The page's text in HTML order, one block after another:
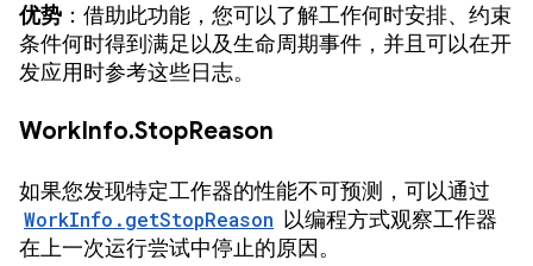
优势 ：借助此功能，您可以了解工作何时安排、约束
条件何时得到满足以及生命周期事件，并且可以在开
发应用时参考这些日志。
WorkInfo.StopReason
如果您发现特定工作器的性能不可预测，可以通过
WorkInfo.getStopReason 以编程方式观察工作器
在上一次运行尝试中停止的原因。